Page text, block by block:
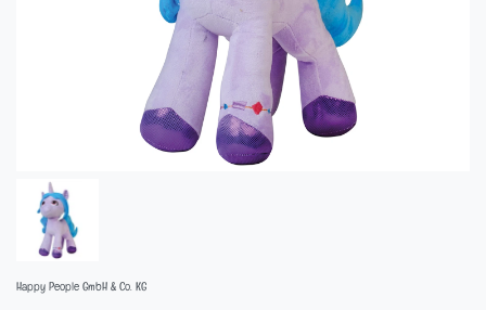
Happy People GmbH & Co. KG